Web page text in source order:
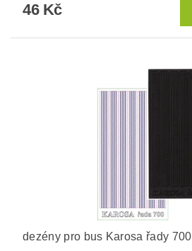
46 Kč
dezény pro bus Karosa řady 700